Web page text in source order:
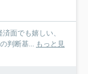
面でも嬉しい、
判断基... もっと見